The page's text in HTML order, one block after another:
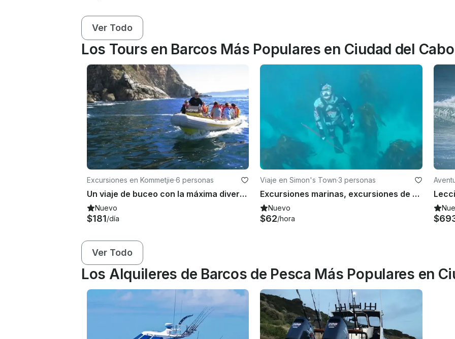
Ver Todo
Los Tours en Barcos Más Populares en Ciudad del Cabo
Excursiones en Kommetjie·6 personas
Un viaje de buceo con la máxima diversión y seguridad en Ciudad del Cabo, Sudáfrica
Nuevo
$181/día
Viaje en Simon's Town·3 personas
Excursiones marinas, excursiones de pesca y submarinismo
Nuevo
$62/hora
Ver Todo
Los Alquileres de Barcos de Pesca Más Populares en